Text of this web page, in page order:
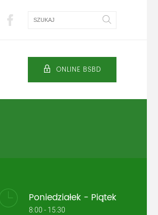
Szukaj
ONLINE BSBD
Poniedziałek - Piątek
8:00 - 15:30